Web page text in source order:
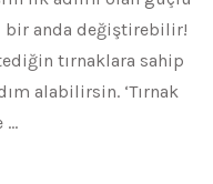
bir anda değiştirebilir!
tırnaklara sahip
alabilirsin. ‘Tırnak
…